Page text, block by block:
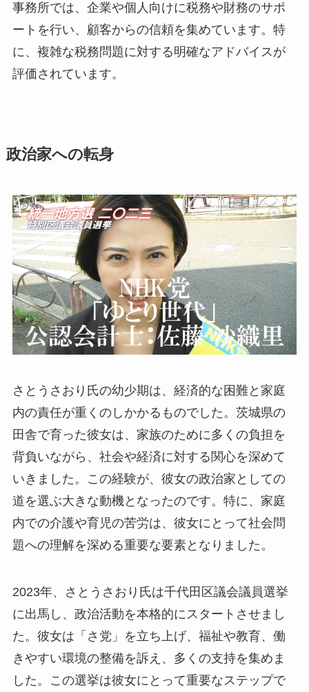
事務所では、企業や個人向けに税務や財務のサポ
ートを行い、顧客からの信頼を集めています。特
に、複雑な税務問題に対する明確なアドバイスが
評価されています。
政治家への転身
さとうさおり氏の幼少期は、経済的な困難と家庭
内の責任が重くのしかかるものでした。茨城県の
田舎で育った彼女は、家族のために多くの負担を
背負いながら、社会や経済に対する関心を深めて
いきました。この経験が、彼女の政治家としての
道を選ぶ大きな動機となったのです。特に、家庭
内での介護や育児の苦労は、彼女にとって社会問
題への理解を深める重要な要素となりました。
2023年、さとうさおり氏は千代田区議会議員選挙
に出馬し、政治活動を本格的にスタートさせまし
た。彼女は「さ党」を立ち上げ、福祉や教育、働
きやすい環境の整備を訴え、多くの支持を集めま
した。この選挙は彼女にとって重要なステップで